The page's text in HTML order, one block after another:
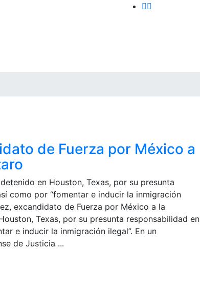
de Fuerza por México a
en Houston, Texas, por su presunta
como por “fomentar e inducir la inmigración
excandidato de Fuerza por México a la
Texas, por su presunta responsabilidad en
e inducir la inmigración ilegal”. En un
de Justicia ...